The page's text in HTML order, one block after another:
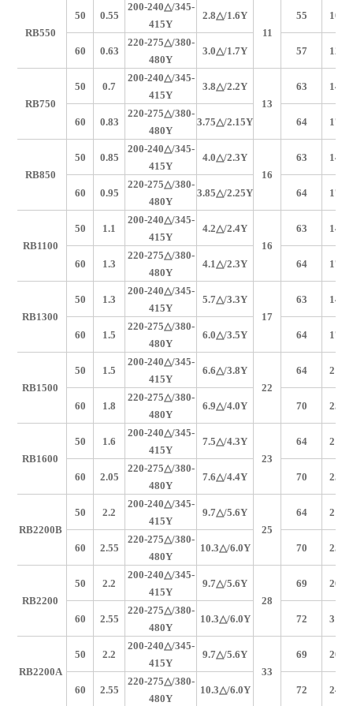
产
RB550
50 0.55
200-240△/345-
415Y
2.8△/1.6Y
11
55 100
60 0.63
220-275△/380-
480Y
3.0△/1.7Y 57 120
RB750
50 0.7
200-240△/345-
415Y
3.8△/2.2Y
13
63 145
60 0.83
220-275△/380-
480Y
3.75△/2.15Y 64 175
RB850
50 0.85
200-240△/345-
415Y
4.0△/2.3Y
16
63 145
60 0.95
220-275△/380-
480Y
3.85△/2.25Y 64 175
RB1100
50 1.1
200-240△/345-
415Y
4.2△/2.4Y
16
63 145
60 1.3
220-275△/380-
480Y
4.1△/2.3Y 64 175
RB1300
50 1.3
200-240△/345-
415Y
5.7△/3.3Y
17
63 145
60 1.5
220-275△/380-
480Y
6.0△/3.5Y 64 175
RB1500
50 1.5
200-240△/345-
415Y
6.6△/3.8Y
22
64 210
60 1.8
220-275△/380-
480Y
6.9△/4.0Y 70 255
RB1600
50 1.6
200-240△/345-
415Y
7.5△/4.3Y
23
64 210
60 2.05
220-275△/380-
480Y
7.6△/4.4Y 70 255
RB2200B
50 2.2
200-240△/345-
415Y
9.7△/5.6Y
25
64 210
60 2.55
220-275△/380-
480Y
10.3△/6.0Y 70 255
RB2200
50 2.2
200-240△/345-
415Y
9.7△/5.6Y
28
69 265
60 2.55
220-275△/380-
480Y
10.3△/6.0Y 72 315
RB2200A
50 2.2
200-240△/345-
415Y
9.7△/5.6Y
33
69 200
60 2.55
220-275△/380-
480Y
10.3△/6.0Y 72 240